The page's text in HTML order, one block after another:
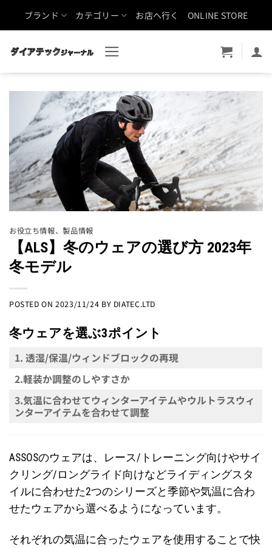
ブランド カテゴリー お店へ行く ONLINE STORE
お役立ち情報、製品情報
【ALS】冬のウェアの選び方 2023年
冬モデル
POSTED ON2023/11/24 BY DIATEC.LTD
冬ウェアを選ぶ3ポイント
1. 透湿/保温/ウィンドブロックの再現
2.軽装か調整のしやすさか
3.気温に合わせてウィンターアイテムやウルトラスウィ
ンターアイテムを合わせて調整
ASSOSのウェアは、レース/トレーニング向けやサイ
クリング/ロングライド向けなどライディングスタ
イルに合わせた2つのシリーズと季節や気温に合わ
せたウェアから選べるようになっています。
それぞれの気温に合ったウェアを使用することで快